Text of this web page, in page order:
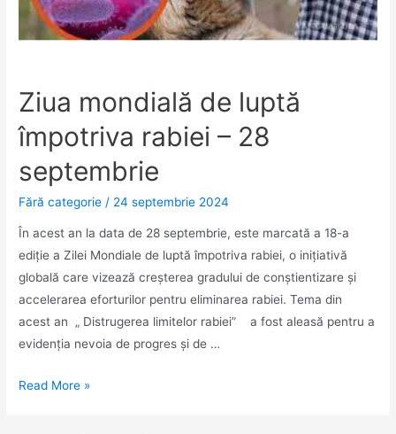
Ziua mondială de luptă
împotriva rabiei – 28
septembrie
Fără categorie / 24 septembrie 2024
În acest an la data de 28 septembrie, este marcată a 18-a
ediție a Zilei Mondiale de luptă împotriva rabiei, o inițiativă
globală care vizează creșterea gradului de conștientizare și
accelerarea eforturilor pentru eliminarea rabiei. Tema din
acest an „ Distrugerea limitelor rabiei” a fost aleasă pentru a
evidenția nevoia de progres și de …
Ziua
Read More »